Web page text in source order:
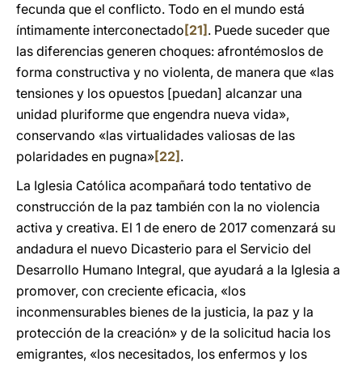
fecunda que el conflicto. Todo en el mundo está
íntimamente interconectado [21] . Puede suceder que
las diferencias generen choques: afrontémoslos de
forma constructiva y no violenta, de manera que «las
tensiones y los opuestos [puedan] alcanzar una
unidad pluriforme que engendra nueva vida»,
conservando «las virtualidades valiosas de las
polaridades en pugna»[22] .
La Iglesia Católica acompañará todo tentativo de
construcción de la paz también con la no violencia
activa y creativa. El 1 de enero de 2017 comenzará su
andadura el nuevo Dicasterio para el Servicio del
Desarrollo Humano Integral, que ayudará a la Iglesia a
promover, con creciente eficacia, «los
inconmensurables bienes de la justicia, la paz y la
protección de la creación» y de la solicitud hacia los
emigrantes, «los necesitados, los enfermos y los